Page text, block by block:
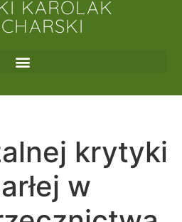
KAROLAK
krytyki
w